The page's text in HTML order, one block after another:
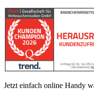
Jetzt einfach online Handy